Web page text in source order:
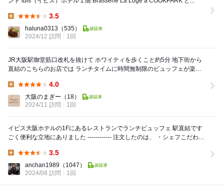
3.5
haluna0313 （535）
2024/12 訪問
1回
JR大阪駅御堂筋口改札を抜けて ホワイティを歩くこと約5分 地下街から
直結のこちらのお店では ランチタイムに時間無制限のビュッフェが楽し
4.0
大阪のまぎー （18）
2024/11 訪問
1回
イビス大阪ホテルの1Fにあるレストランでランチビュッフェ 駅直結です
ごく便利な立地にありました ------------ 注文したのは、 ・シェフこだわり
3.5
anchan1989 （1047）
2024/08 訪問
1回